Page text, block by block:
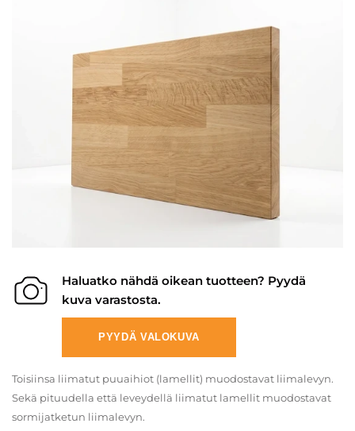
Haluatko nähdä oikean tuotteen? Pyydä
kuva varastosta.
PYYDÄ VALOKUVA
Toisiinsa liimatut puuaihiot (lamellit) muodostavat liimalevyn.
Sekä pituudella että leveydellä liimatut lamellit muodostavat
sormijatketun liimalevyn.